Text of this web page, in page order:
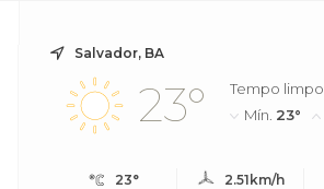
Salvador, BA
23°
Tempo limpo
Mín. 23°
23° 2.51km/h